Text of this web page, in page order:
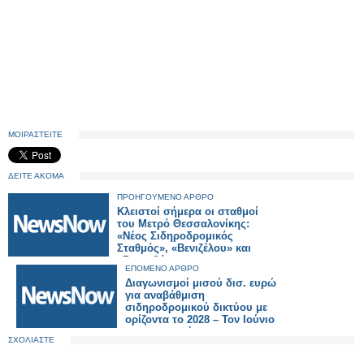
ΜΟΙΡΑΣΤΕΙΤΕ
ΔΕΙΤΕ ΑΚΟΜΑ
ΠΡΟΗΓΟΥΜΕΝΟ ΑΡΘΡΟ
Κλειστοί σήμερα οι σταθμοί
του Μετρό Θεσσαλονίκης:
«Νέος Σιδηροδρομικός
Σταθμός», «Βενιζέλου» και
«Σιντριβάνι»
ΕΠΟΜΕΝΟ ΑΡΘΡΟ
Διαγωνισμοί μισού δισ. ευρώ
για αναβάθμιση
σιδηροδρομικού δικτύου με
ορίζοντα το 2028 – Τον Ιούνιο
οι προσφορές
ΣΧΟΛΙΑΣΤΕ